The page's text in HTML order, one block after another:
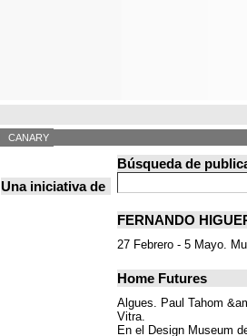
CANARY
Una iniciativa de
Búsqueda de